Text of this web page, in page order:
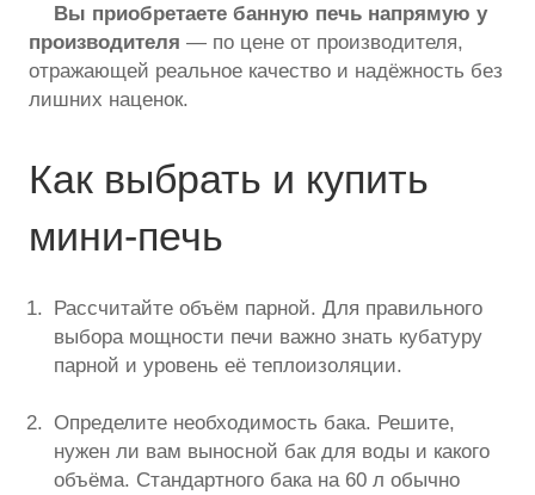
Вы приобретаете банную печь напрямую у
производителя — по цене от производителя,
отражающей реальное качество и надёжность без
лишних наценок.
Как выбрать и купить
мини-печь
Рассчитайте объём парной. Для правильного
выбора мощности печи важно знать кубатуру
парной и уровень её теплоизоляции.
Определите необходимость бака. Решите,
нужен ли вам выносной бак для воды и какого
объёма. Стандартного бака на 60 л обычно